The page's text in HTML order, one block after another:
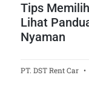
Tips
Lihat
Nyaman
PT. DST Rent Car